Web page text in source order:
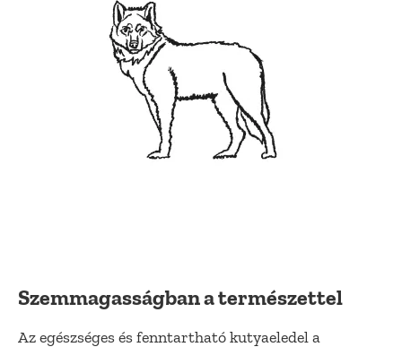
Szemmagasságban a természettel
Az egészséges és fenntartható kutyaeledel a